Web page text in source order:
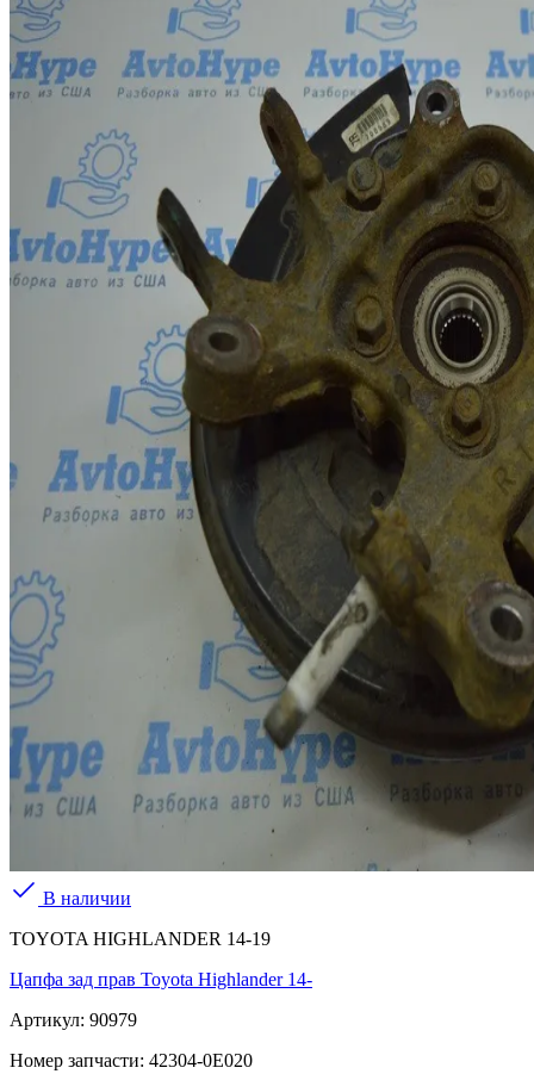
В наличии
TOYOTA HIGHLANDER 14-19
Цапфа зад прав Toyota Highlander 14-
Артикул: 90979
Номер запчасти: 42304-0E020